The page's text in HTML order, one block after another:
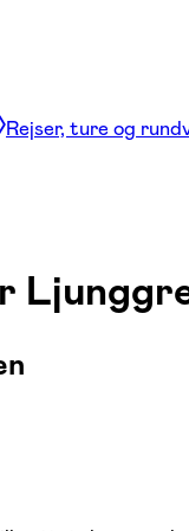
Rejser, ture og